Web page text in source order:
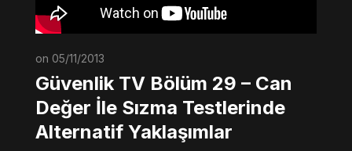
on 05/11/2013
Güvenlik TV Bölüm 29 – Can
Değer İle Sızma Testlerinde
Alternatif Yaklaşımlar